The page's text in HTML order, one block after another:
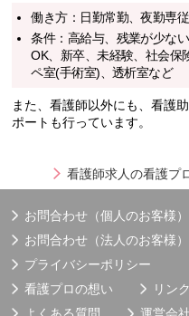
働き方：日勤常勤、夜勤専
条件：高給与、残業が少な
OK、新卒、未経験、社会保
ペ室(手術室)、透析室など
また、看護師以外にも、看護
ポートも行っています。
看護師求人の看護プ
お問合わせ（個人のお客様）
お問合わせ（法人のお客様）
プライバシーポリシー
看護プロの想い
リンク